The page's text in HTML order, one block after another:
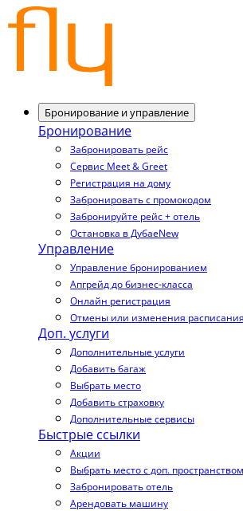
Бронирование и управление
Бронирование
Забронировать рейс
Сервис Meet & Greet
Регистрация на дому
Забронировать с промокодом
Забронируйте рейс + отель
Остановка в ДубаеNew
Управление
Управление бронированием
Апгрейд до бизнес-класса
Онлайн регистрация
Отмены или изменения
Доп. услуги
Дополнительные услуги
Добавить багаж
Выбрать место
Добавить страховку
Дополнительные сервисы
Быстрые ссылки
Акции
Выбрать место с доп.
Забронировать отель
Арендовать машину